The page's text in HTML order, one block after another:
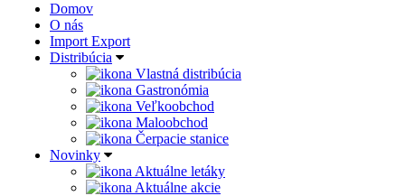
Domov
O nás
Import Export
Distribúcia
Vlastná distribúcia
Gastronómia
Veľkoobchod
Maloobchod
Čerpacie stanice
Novinky
Aktuálne letáky
Aktuálne akcie